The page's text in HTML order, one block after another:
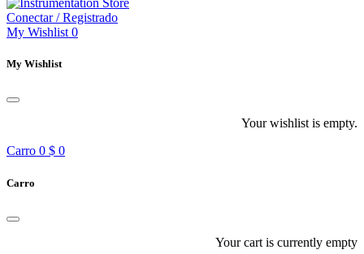
Conectar / Registrado
My Wishlist 0
My Wishlist
Your wishlist is empty.
Carro 0 $ 0
Carro
Your cart is currently empty